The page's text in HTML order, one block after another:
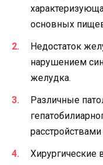
основных
Недостаток
нарушением
желудка.
Различные
Хирургические